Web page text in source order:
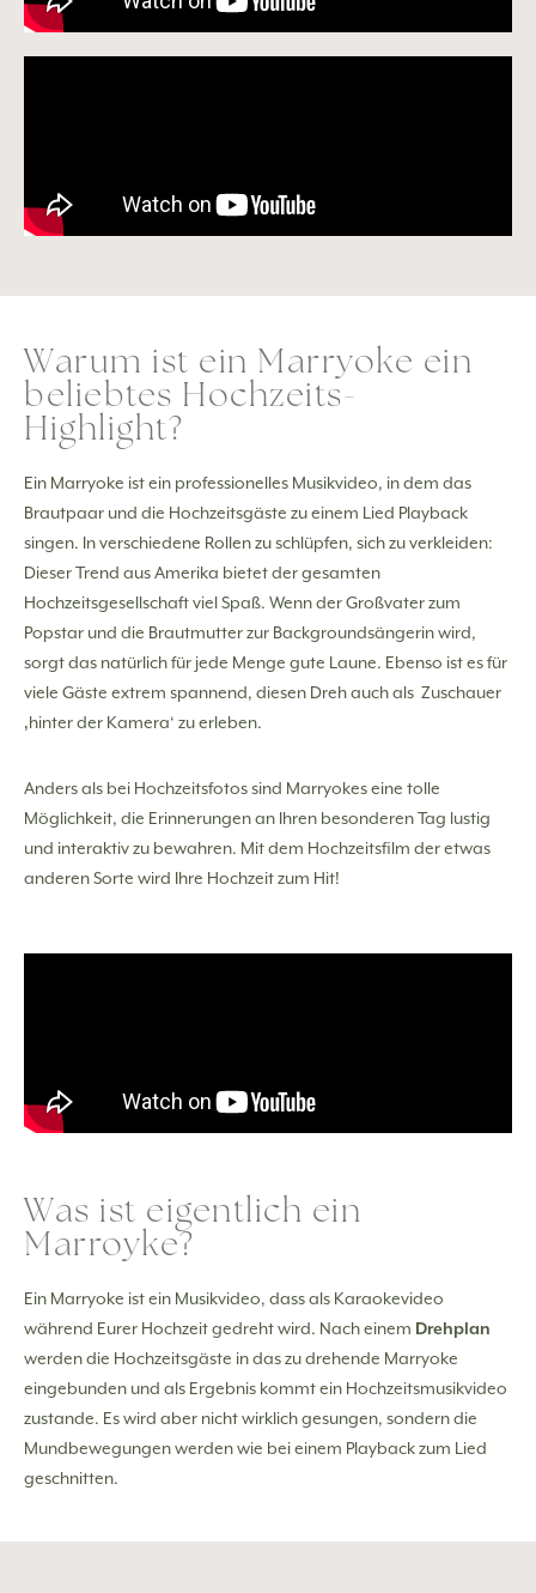
Warum ist ein Marryoke ein
beliebtes Hochzeits-
Highlight?
Ein Marryoke ist ein professionelles Musikvideo, in dem das
Brautpaar und die Hochzeitsgäste zu einem Lied Playback
singen. In verschiedene Rollen zu schlüpfen, sich zu verkleiden:
Dieser Trend aus Amerika bietet der gesamten
Hochzeitsgesellschaft viel Spaß. Wenn der Großvater zum
Popstar und die Brautmutter zur Backgroundsängerin wird,
sorgt das natürlich für jede Menge gute Laune. Ebenso ist es für
viele Gäste extrem spannend, diesen Dreh auch als Zuschauer
‚hinter der Kamera‘ zu erleben.
Anders als bei Hochzeitsfotos sind Marryokes eine tolle
Möglichkeit, die Erinnerungen an Ihren besonderen Tag lustig
und interaktiv zu bewahren. Mit dem Hochzeitsfilm der etwas
anderen Sorte wird Ihre Hochzeit zum Hit!
Was ist eigentlich ein
Marroyke?
Ein Marryoke ist ein Musikvideo, dass als Karaokevideo
während Eurer Hochzeit gedreht wird. Nach einem Drehplan
werden die Hochzeitsgäste in das zu drehende Marryoke
eingebunden und als Ergebnis kommt ein Hochzeitsmusikvideo
zustande. Es wird aber nicht wirklich gesungen, sondern die
Mundbewegungen werden wie bei einem Playback zum Lied
geschnitten.